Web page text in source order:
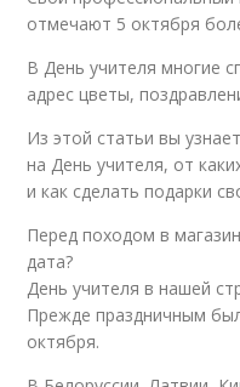
отмечают 5 октября
В День учителя многие
адрес цветы,
Из этой статьи вы
на День учителя, от
и как сделать подарки
Перед походом в
дата?
День учителя в нашей
Прежде праздничным
октября.